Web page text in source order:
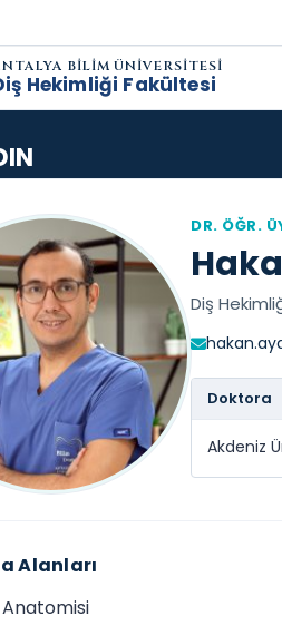
BİLİM ÜNİVERSİTESİ
Hekimliği Fakültesi
DR. ÖĞR.
Diş
Doktora
Akdeniz
Alanları